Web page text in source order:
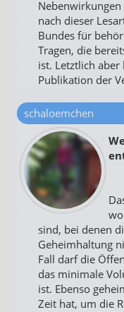
nach dieser
Bundes für
Tragen, die
ist. Letztlich aber
Publikation der
schaloemchen
sind, bei denen
Geheimhaltung
Fall darf die
das minimale
ist. Ebenso
Zeit hat, um die